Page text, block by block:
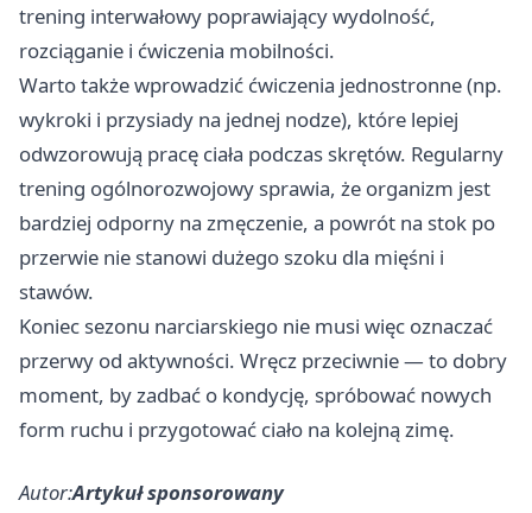
trening interwałowy poprawiający wydolność,
rozciąganie i ćwiczenia mobilności.
Warto także wprowadzić ćwiczenia jednostronne (np.
wykroki i przysiady na jednej nodze), które lepiej
odwzorowują pracę ciała podczas skrętów. Regularny
trening ogólnorozwojowy sprawia, że organizm jest
bardziej odporny na zmęczenie, a powrót na stok po
przerwie nie stanowi dużego szoku dla mięśni i
stawów.
Koniec sezonu narciarskiego nie musi więc oznaczać
przerwy od aktywności. Wręcz przeciwnie — to dobry
moment, by zadbać o kondycję, spróbować nowych
form ruchu i przygotować ciało na kolejną zimę.
Autor:Artykuł sponsorowany